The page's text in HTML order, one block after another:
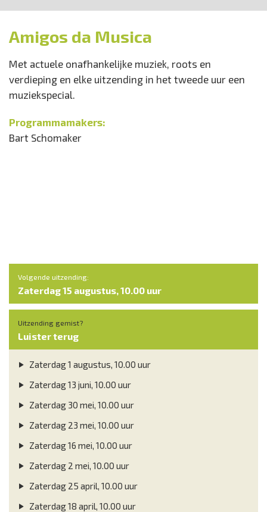
Amigos da Musica
Met actuele onafhankelijke muziek, roots en
verdieping en elke uitzending in het tweede uur een
muziekspecial.
Programmamakers:
Bart Schomaker
Volgende uitzending:
Zaterdag 15 augustus, 10.00 uur
Uitzending gemist?
Luister terug
Zaterdag 1 augustus, 10.00 uur
Zaterdag 13 juni, 10.00 uur
Zaterdag 30 mei, 10.00 uur
Zaterdag 23 mei, 10.00 uur
Zaterdag 16 mei, 10.00 uur
Zaterdag 2 mei, 10.00 uur
Zaterdag 25 april, 10.00 uur
Zaterdag 18 april, 10.00 uur